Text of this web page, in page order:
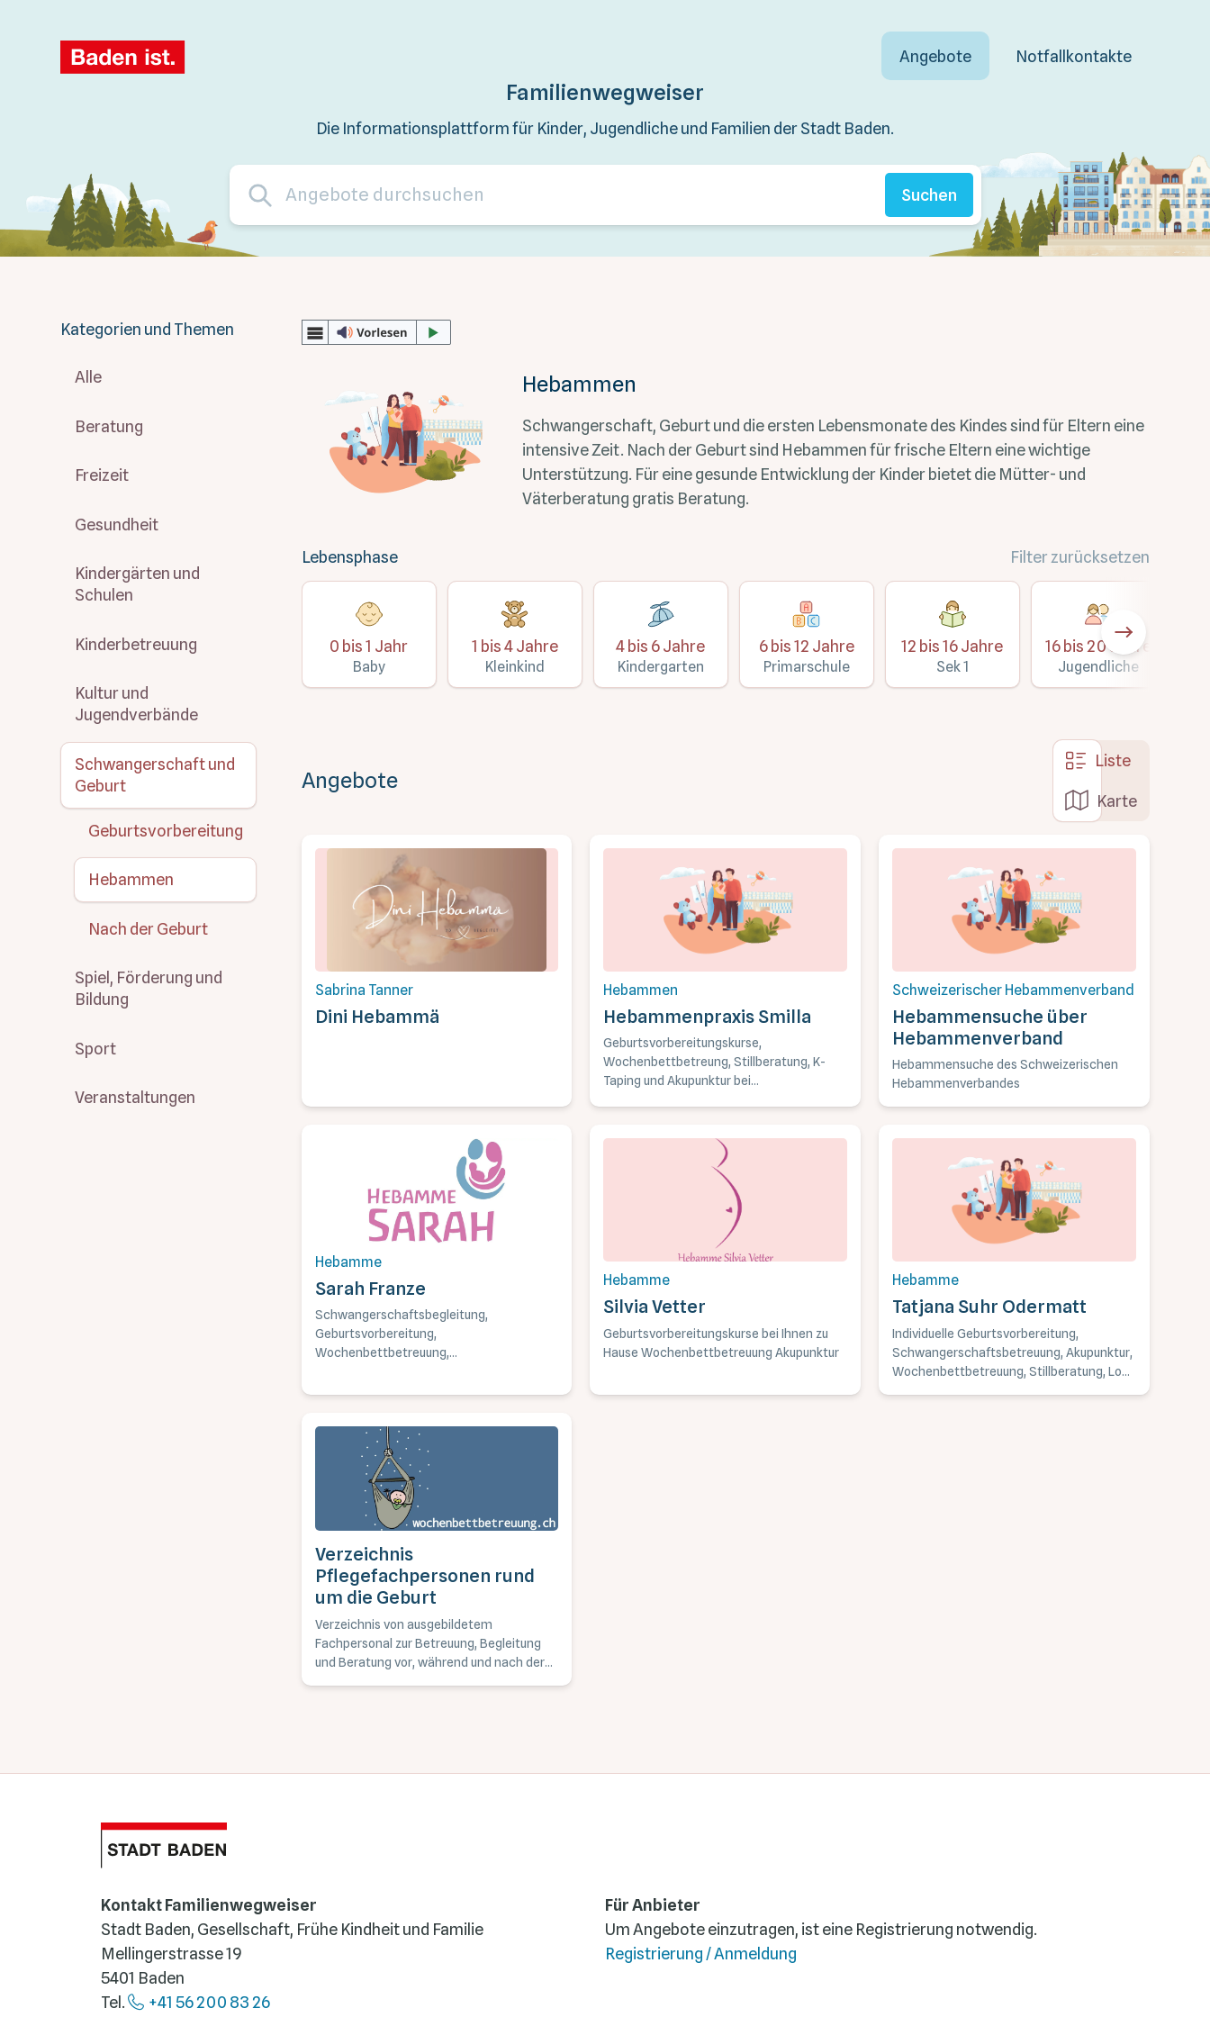
Angebote Notfallkontakte
Familienwegweiser
Die Informationsplattform für Kinder, Jugendliche und Familien der Stadt Baden.
Suchen
Kategorien und Themen
Alle
Beratung
Freizeit
Gesundheit
Kindergärten und
Schulen
Kinderbetreuung
Kultur und
Jugendverbände
Schwangerschaft und
Geburt
Geburtsvorbereitung
Hebammen
Nach der Geburt
Spiel, Förderung und
Bildung
Sport
Veranstaltungen
Hebammen
Schwangerschaft, Geburt und die ersten Lebensmonate des Kindes sind für Eltern eine
intensive Zeit. Nach der Geburt sind Hebammen für frische Eltern eine wichtige
Unterstützung. Für eine gesunde Entwicklung der Kinder bietet die Mütter- und
Väterberatung gratis Beratung.
Lebensphase Filter zurücksetzen
0 bis 1 Jahr
Baby
1 bis 4 Jahre
Kleinkind
4 bis 6 Jahre
Kindergarten
6 bis 12 Jahre
Primarschule
12 bis 16 Jahre
Sek 1
16 bis 20 Jahre
Jugendliche
Angebote
Liste
Karte
Dini Hebammä
Sabrina Tanner
Hebammenpraxis Smilla
Hebammen
Geburtsvorbereitungskurse,
Wochenbettbetreung, Stillberatung, K-
Taping und Akupunktur bei
Hebammensuche über
Hebammenverband
Schweizerischer Hebammenverband
Hebammensuche des Schweizerischen
Hebammenverbandes
Sarah Franze
Hebamme
Schwangerschaftsbegleitung,
Geburtsvorbereitung,
Wochenbettbetreuung,
Silvia Vetter
Hebamme
Geburtsvorbereitungskurse bei Ihnen zu
Hause Wochenbettbetreuung Akupunktur
Tatjana Suhr Odermatt
Hebamme
Individuelle Geburtsvorbereitung,
Schwangerschaftsbetreuung, Akupunktur,
Wochenbettbetreuung, Stillberatung, Low
Verzeichnis
Pflegefachpersonen rund
um die Geburt
Verzeichnis von ausgebildetem
Fachpersonal zur Betreuung, Begleitung
und Beratung vor, während und nach der
Kontakt Familienwegweiser
Stadt Baden, Gesellschaft, Frühe Kindheit und Familie
Mellingerstrasse 19
5401 Baden
Tel.
+41 56 200 83 26
Für Anbieter
Um Angebote einzutragen, ist eine Registrierung notwendig.
Registrierung / Anmeldung